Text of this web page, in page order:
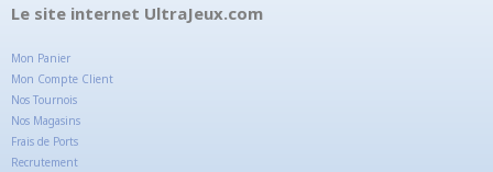
Le site internet UltraJeux.com
Mon Panier
Mon Compte Client
Nos Tournois
Nos Magasins
Frais de Ports
Recrutement